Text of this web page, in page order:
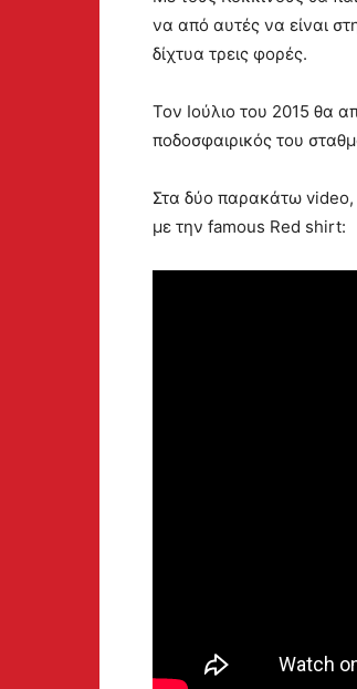
να από αυτές να είναι
δίχτυα τρεις φορές.
Τον Ιούλιο του 2015 θα
ποδοσφαιρικός του
Στα δύο παρακάτω video,
με την famous Red shirt: